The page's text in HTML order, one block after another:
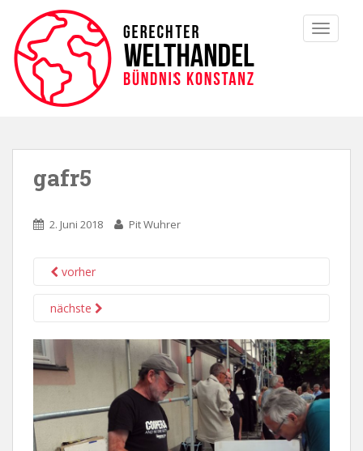
gafr5
2. Juni 2018 Pit Wuhrer
vorher
nächste